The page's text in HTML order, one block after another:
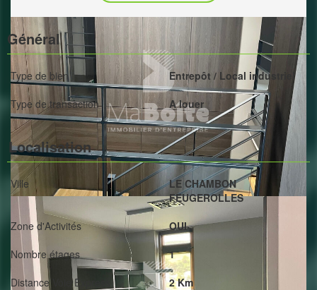
Général
Type de bien
Entrepôt / Local industriel
Type de transaction
A louer
Localisation
Ville
LE CHAMBON
FEUGEROLLES
Zone d'Activités
OUI
Nombre étages
1
Distance Voie Express
2 Km